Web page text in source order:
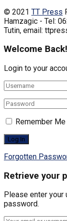
© 2021 TT Press
Hamzagic - Tel:
Tutin, email:
Welcome Back!
Login to your
Remember Me
Forgotten
Retrieve your
Please enter
password.